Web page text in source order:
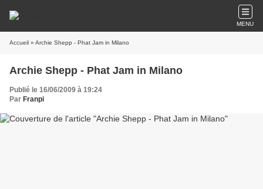
MENU
Accueil » Archie Shepp - Phat Jam in Milano
Archie Shepp - Phat Jam in Milano
Publié le 16/06/2009 à 19:24
Par Franpi